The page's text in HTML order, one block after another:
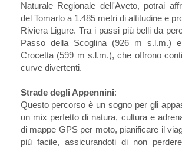
Naturale Regionale dell'Aveto, potrai
del Tomarlo a 1.485 metri di altitudine e
Riviera Ligure. Tra i passi più belli da
Passo della Scoglina (926 m s.l.m.)
Crocetta (599 m s.l.m.), che offrono
curve divertenti.
Strade degli Appennini:
Questo percorso è un sogno per gli
un mix perfetto di natura, cultura e
di mappe GPS per moto, pianificare il
più facile, assicurandoti di non